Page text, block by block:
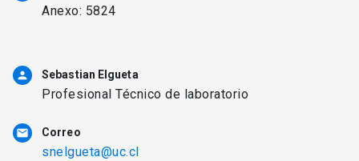
Anexo: 5824
person Sebastian Elgueta
Profesional Técnico de laboratorio
email Correo
snelgueta@uc.cl